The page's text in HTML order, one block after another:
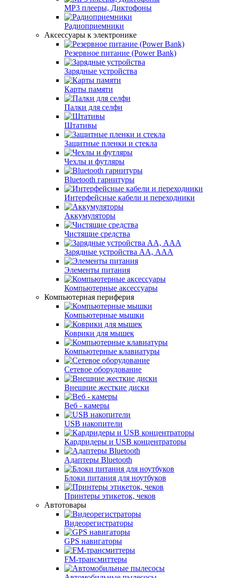
MP3 плееры, Диктофоны
Радиоприемники
Аксессуары к электронике
Резервное питание (Power Bank)
Зарядные устройства
Карты памяти
Палки для селфи
Штативы
Защитные пленки и стекла
Чехлы и футляры
Bluetooth гарнитуры
Интерфейсные кабели и переходники
Аккумуляторы
Чистящие средства
Зарядные устройства АА, ААА
Элементы питания
Компьютерные аксессуары
Компьютерная периферия
Компьютерные мышки
Коврики для мышек
Компьютерные клавиатуры
Сетевое оборудование
Внешние жесткие диски
Веб - камеры
USB накопители
Кардридеры и USB концентраторы
Адаптеры Bluetooth
Блоки питания для ноутбуков
Принтеры этикеток, чеков
Автотовары
Видеорегистраторы
GPS навигаторы
FM-трансмиттеры